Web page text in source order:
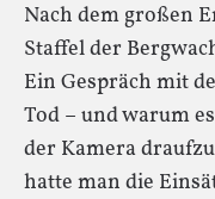
Nach dem großen
Staffel der
Ein Gespräch mit
Tod – und warum
der Kamera
hatte man die